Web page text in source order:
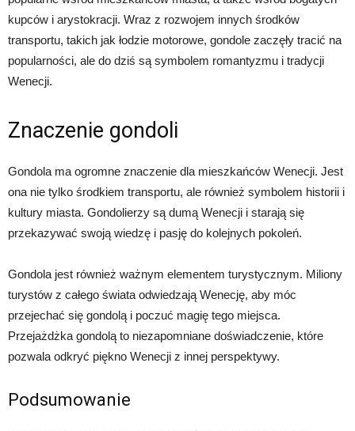
kupców i arystokracji. Wraz z rozwojem innych środków
transportu, takich jak łodzie motorowe, gondole zaczęły tracić na
popularności, ale do dziś są symbolem romantyzmu i tradycji
Wenecji.
Znaczenie gondoli
Gondola ma ogromne znaczenie dla mieszkańców Wenecji. Jest
ona nie tylko środkiem transportu, ale również symbolem historii i
kultury miasta. Gondolierzy są dumą Wenecji i starają się
przekazywać swoją wiedzę i pasję do kolejnych pokoleń.
Gondola jest również ważnym elementem turystycznym. Miliony
turystów z całego świata odwiedzają Wenecję, aby móc
przejechać się gondolą i poczuć magię tego miejsca.
Przejażdżka gondolą to niezapomniane doświadczenie, które
pozwala odkryć piękno Wenecji z innej perspektywy.
Podsumowanie